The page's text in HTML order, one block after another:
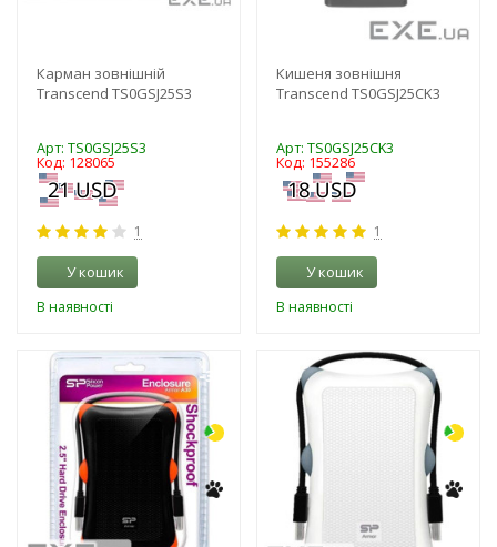
Карман зовнішній
Transcend TS0GSJ25S3
Арт: TS0GSJ25S3
Код: 128065
1
У кошик
В наявності
Кишеня зовнішня
Transcend TS0GSJ25CK3
Арт: TS0GSJ25CK3
Код: 155286
1
У кошик
В наявності
-3%